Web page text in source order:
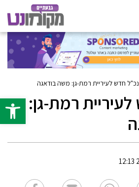
פתח
חדש לעיריית רמת-גן: משה בודאגה
רמת-גן: